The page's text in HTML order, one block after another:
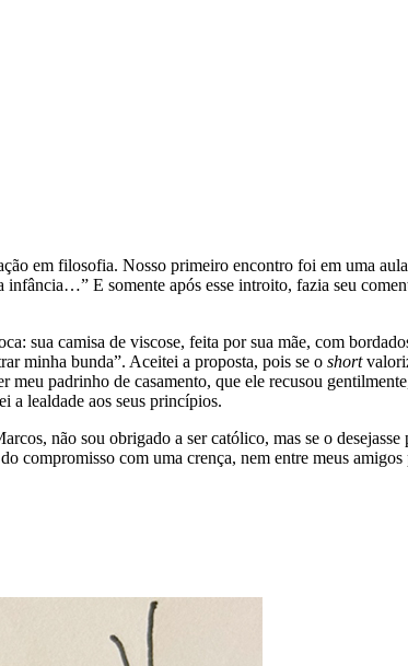
em filosofia. Nosso primeiro encontro foi em uma
E somente após esse introito, fazia seu
sua camisa de viscose, feita por sua mãe, com
minha bunda”. Aceitei a proposta, pois se oshort
padrinho de casamento, que ele recusou
a lealdade aos seus princípios.
não sou obrigado a ser católico, mas se o desejasse
compromisso com uma crença, nem entre meus amigos